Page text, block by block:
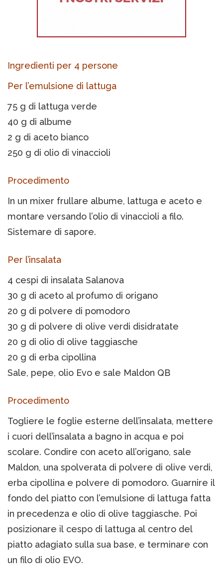
Ingredienti per 4 persone
Per l’emulsione di lattuga
75 g di lattuga verde
40 g di albume
2 g di aceto bianco
250 g di olio di vinaccioli
Procedimento
In un mixer frullare albume, lattuga e aceto e
montare versando l’olio di vinaccioli a filo.
Sistemare di sapore.
Per l’insalata
4 cespi di insalata Salanova
30 g di aceto al profumo di origano
20 g di polvere di pomodoro
30 g di polvere di olive verdi disidratate
20 g di olio di olive taggiasche
20 g di erba cipollina
Sale, pepe, olio Evo e sale Maldon QB
Procedimento
Togliere le foglie esterne dell’insalata, mettere
i cuori dell’insalata a bagno in acqua e poi
scolare. Condire con aceto all’origano, sale
Maldon, una spolverata di polvere di olive verdi,
erba cipollina e polvere di pomodoro. Guarnire il
fondo del piatto con l’emulsione di lattuga fatta
in precedenza e olio di olive taggiasche. Poi
posizionare il cespo di lattuga al centro del
piatto adagiato sulla sua base, e terminare con
un filo di olio EVO.